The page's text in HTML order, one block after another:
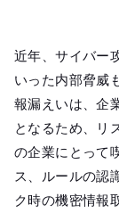
近年、サイバー
いった内部脅威
報漏えいは、企
となるため、リ
の企業にとって
ス、ルールの認
ク時の機密情報